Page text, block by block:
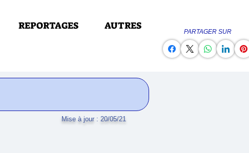
REPORTAGES AUTRES PARTAGER SUR
Mise à jour : 20/05/21